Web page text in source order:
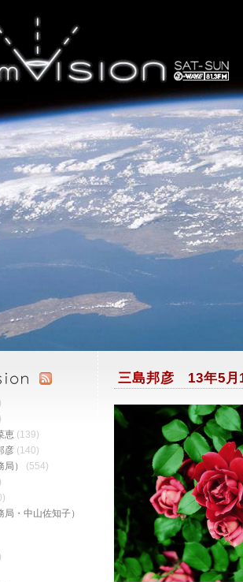
三島邦彦 13年5月
恵 (139)
彦 (140)
）
(554)
・中山佐知子）